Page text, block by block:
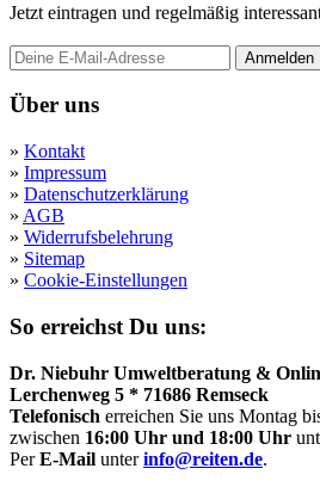
Jetzt eintragen und regelmäßig
Anmelden
Über uns
» Kontakt
» Impressum
» Datenschutzerklärung
» AGB
» Widerrufsbelehrung
» Sitemap
» Cookie-Einstellungen
So erreichst Du uns:
Dr. Niebuhr Umweltberatung &
Lerchenweg 5 * 71686 Remseck
Telefonisch erreichen Sie uns Montag
zwischen 16:00 Uhr und 18:00 Uhr
PerE-Mail unterinfo@reiten.de.